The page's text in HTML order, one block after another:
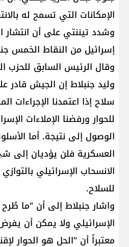
الإمكانات التي تسمح له
وشدد تيننتي على أن انتشار
إسرائيل من النقاط الخمس
وقال الرئيس السابق للحزب
وليد جنبلاط إن الجيش قادر
سلاح إذا اعتمدنا الإجراءات
للحوار ورفضنا الإملاءات
الوصول إلى نتيجة. أما
العسكرية فلن يؤديان إلى
الانسحاب الإسرائيلي
للسلاح.
واشار جنبلاط إلى أن "ما طُرح
الإسرائيلي ولا يمكن أن
معتبراً أن "الحل هو الحوار